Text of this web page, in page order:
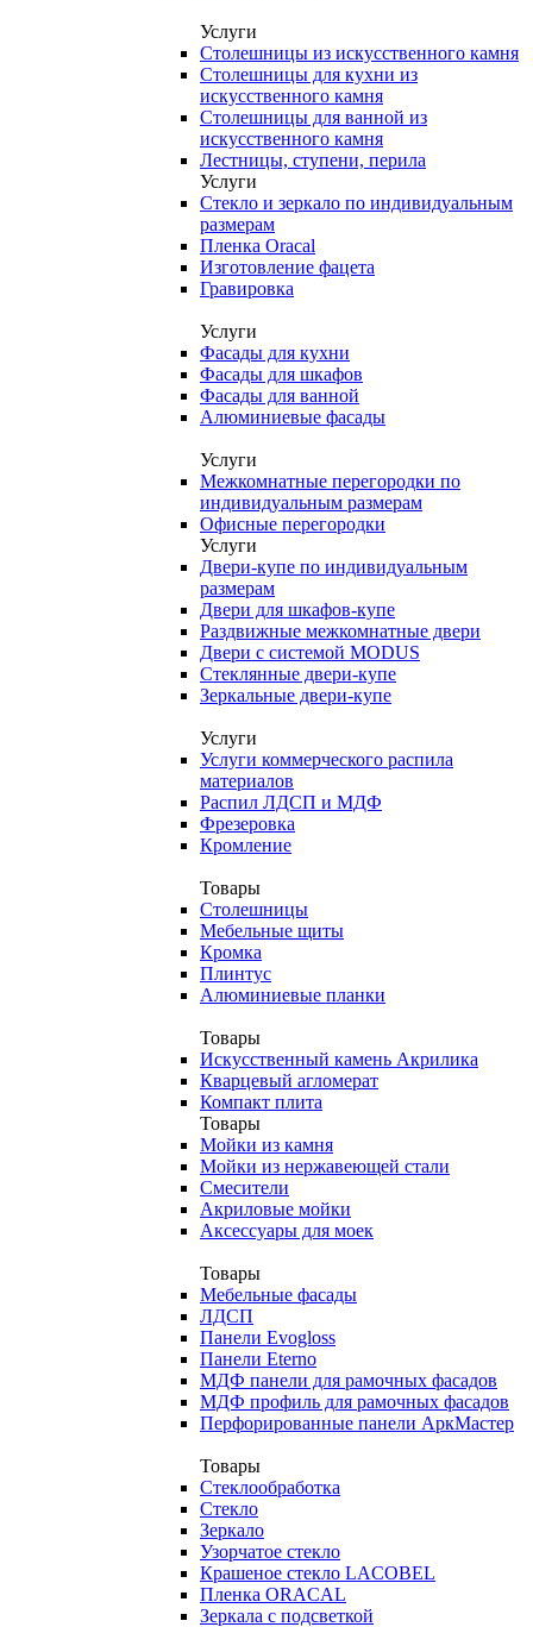
Услуги
Столешницы из искусственного камня
Столешницы для кухни из
искусственного камня
Столешницы для ванной из
искусственного камня
Лестницы, ступени, перила
Услуги
Стекло и зеркало по индивидуальным
размерам
Пленка Oracal
Изготовление фацета
Гравировка
Услуги
Фасады для кухни
Фасады для шкафов
Фасады для ванной
Алюминиевые фасады
Услуги
Межкомнатные перегородки по
индивидуальным размерам
Офисные перегородки
Услуги
Двери-купе по индивидуальным
размерам
Двери для шкафов-купе
Раздвижные межкомнатные двери
Двери с системой MODUS
Стеклянные двери-купе
Зеркальные двери-купе
Услуги
Услуги коммерческого распила
материалов
Распил ЛДСП и МДФ
Фрезеровка
Кромление
Товары
Столешницы
Мебельные щиты
Кромка
Плинтус
Алюминиевые планки
Товары
Искусственный камень Акрилика
Кварцевый агломерат
Компакт плита
Товары
Мойки из камня
Мойки из нержавеющей стали
Смесители
Акриловые мойки
Аксессуары для моек
Товары
Мебельные фасады
ЛДСП
Панели Evogloss
Панели Eterno
МДФ панели для рамочных фасадов
МДФ профиль для рамочных фасадов
Перфорированные панели АркМастер
Товары
Стеклообработка
Стекло
Зеркало
Узорчатое стекло
Крашеное стекло LACOBEL
Пленка ORACAL
Зеркала с подсветкой